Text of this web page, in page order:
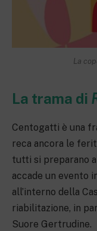
La
La trama di
Centogatti è una
reca ancora le
tutti si preparano
accade un evento
all’interno della
riabilitazione, in
Suore Gertrudine.